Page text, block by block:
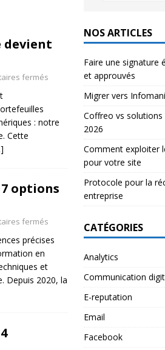
devient
fermés
: notre
Cette
options
fermés
précises
en
et
Depuis 2020, la
NOS ARTICLES
Faire une signature
et approuvés
Migrer vers
Coffreo vs solutions
2026
Comment exploiter
pour votre site
Protocole pour la
entreprise
CATÉGORIES
Analytics
Communication
E-reputation
Email
Facebook